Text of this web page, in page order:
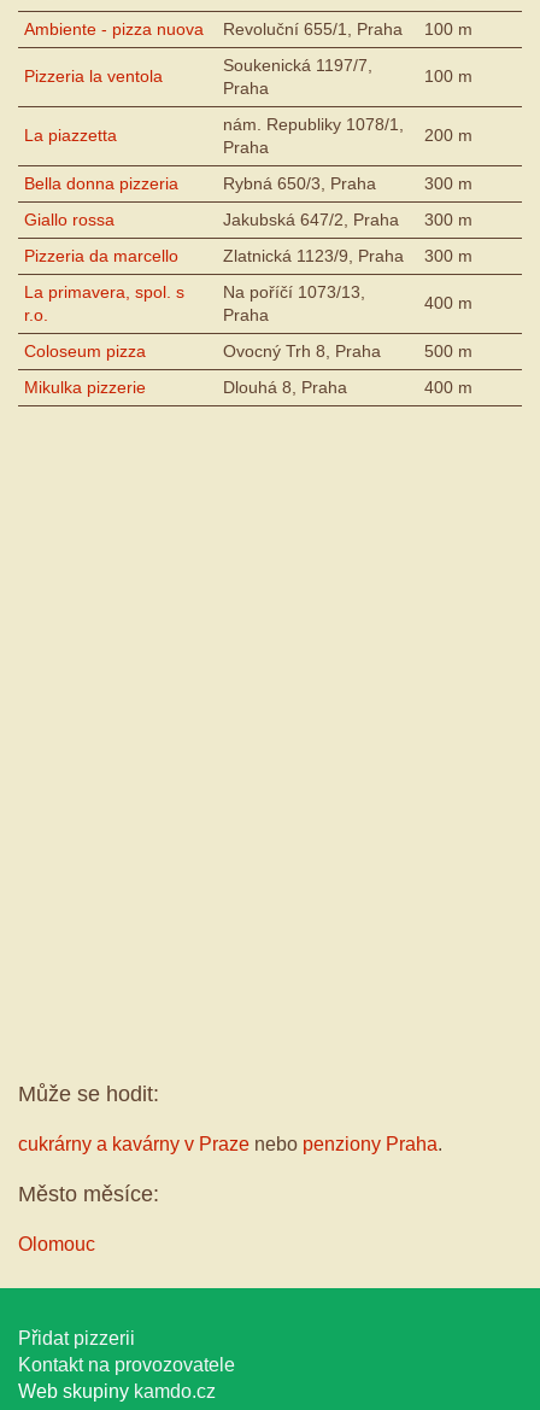
Ambiente - pizza nuova
Revoluční 655/1, Praha 100 m
Pizzeria la ventola
Soukenická 1197/7,
Praha
100 m
La piazzetta
nám. Republiky 1078/1,
Praha
200 m
Bella donna pizzeria Rybná 650/3, Praha
300 m
Giallo rossa
Jakubská 647/2, Praha
300 m
Pizzeria da marcello
Zlatnická 1123/9, Praha
300 m
La primavera, spol. s
r.o.
Na poříčí 1073/13,
Praha
400 m
Coloseum pizza Ovocný Trh 8, Praha
500 m
Mikulka pizzerie
Dlouhá 8, Praha 400 m
Může se hodit:
cukrárny a kavárny v Praze nebo penziony Praha.
Město měsíce:
Olomouc
Přidat pizzerii
Kontakt na provozovatele
Web skupiny kamdo.cz